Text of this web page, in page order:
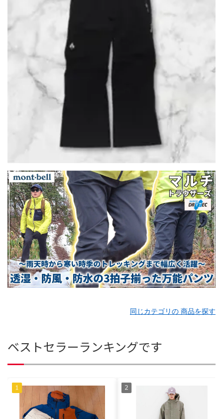
同じカテゴリの 商品を探す
ベストセラーランキングです